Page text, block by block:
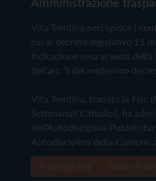
Vita Trentina percepisce i
cui al decreto legislativo 15
Indicazione resa ai sensi
dell'art. 5 del medesimo
Vita Trentina, tramite la Fisc
Settimanali Cattolici), ha
dell'Autodisciplina
Autodisciplina della